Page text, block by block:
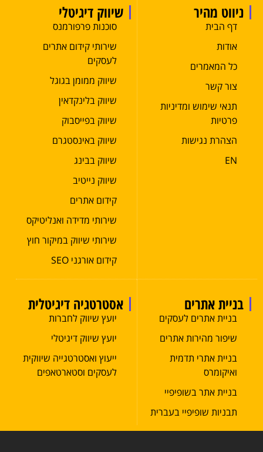
ניווט מהיר
דף הבית
אודות
כל המאמרים
צור קשר
תנאי שימוש ומדיניות
פרטיות
הצהרת נגישות
EN
שיווק דיגיטלי
סוכנות פרפורמנס
שירותי קידום אתרים
לעסקים
שיווק ממומן בגוגל
שיווק בלינקדאין
שיווק בפייסבוק
שיווק באינסטגרם
שיווק בבינג
שיווק נייטיב
קידום אתרים
שירותי מדידה ואנליטיקס
שירותי שיווק במיקור חוץ
קידום אורגני SEO
בניית אתרים
בניית אתרים לעסקים
שיפור מהירות אתרים
בניית אתרי תדמית
ואיקומרס
בניית אתר בשופיפיי
תבניות שופיפיי בעברית
אסטרטגיה דיגיטלית
יועץ שיווק לחברות
יועץ שיווק דיגיטלי
ייעוץ ואסטרטגייה שיווקית
לעסקים וסטארטאפים